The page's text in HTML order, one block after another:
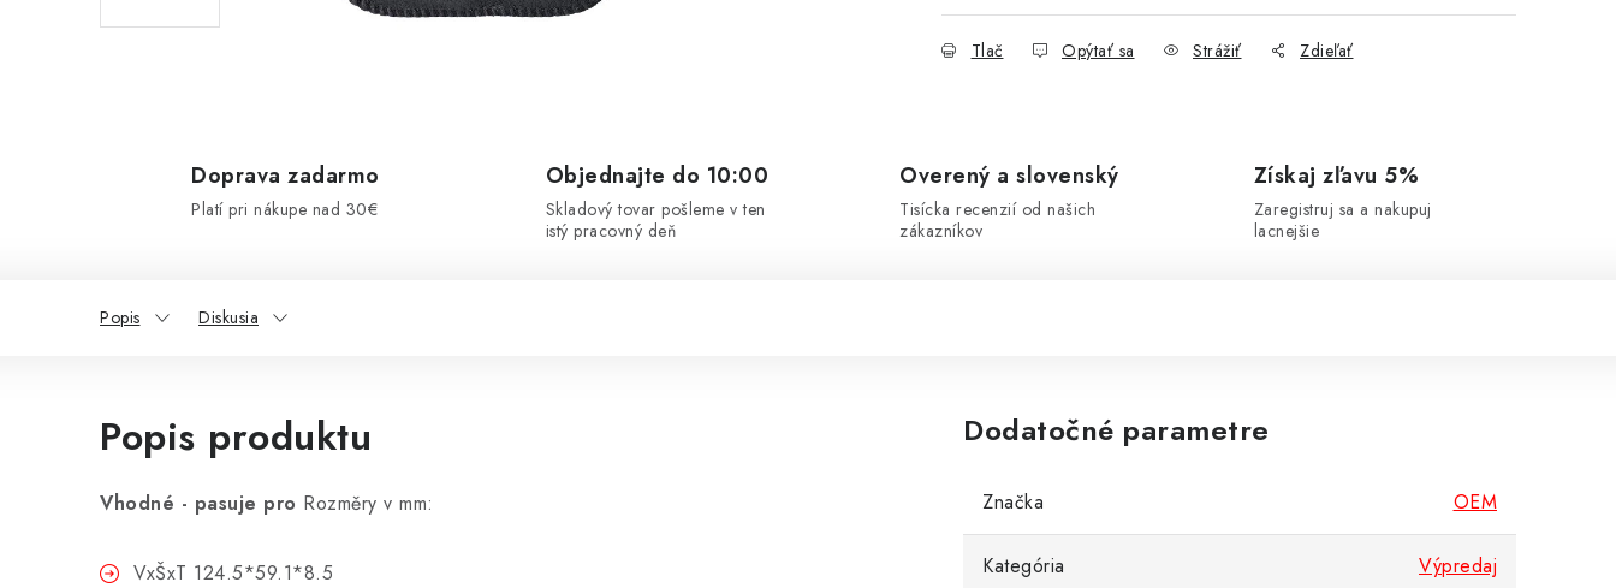
Tlač Opýtať sa Strážiť Zdieľať
Doprava zadarmo
Platí pri nákupe nad 30€
Objednajte do 10:00
Skladový tovar pošleme v ten
istý pracovný deň
Overený a slovenský
Tisícka recenzií od našich
zákazníkov
Získaj zľavu 5%
Zaregistruj sa a nakupuj
lacnejšie
Popis Diskusia
Popis produktu
Vhodné - pasuje pro Rozměry v mm:
VxŠxT 124.5*59.1*8.5
Dodatočné parametre
Značka OEM
Kategória Výpredaj